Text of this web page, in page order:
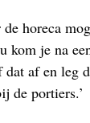
horeca
kom je na
dat af en leg
de portiers.’